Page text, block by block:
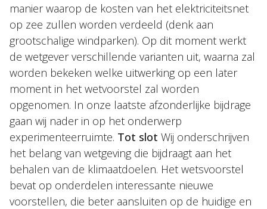
manier waarop de kosten van het elektriciteitsnet
op zee zullen worden verdeeld (denk aan
grootschalige windparken). Op dit moment werkt
de wetgever verschillende varianten uit, waarna zal
worden bekeken welke uitwerking op een later
moment in het wetvoorstel zal worden
opgenomen. In onze laatste afzonderlijke bijdrage
gaan wij nader in op het onderwerp
experimenteerruimte. Tot slot Wij onderschrijven
het belang van wetgeving die bijdraagt aan het
behalen van de klimaatdoelen. Het wetsvoorstel
bevat op onderdelen interessante nieuwe
voorstellen, die beter aansluiten op de huidige en